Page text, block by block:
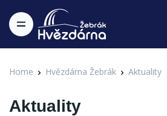
Home Hvězdárna Žebrák Aktuality
Aktuality